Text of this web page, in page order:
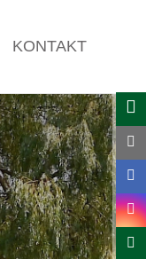
KONTAKT